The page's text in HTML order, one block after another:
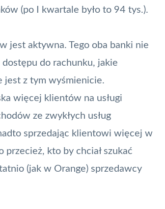
(po I kwartale było to 94 tys.).
jest aktywna. Tego oba banki nie
do rachunku, jakie
jest z tym wyśmienicie.
więcej klientów na usługi
ze zwykłych usług
sprzedając klientowi więcej w
kto by chciał szukać
(jak w Orange) sprzedawcy